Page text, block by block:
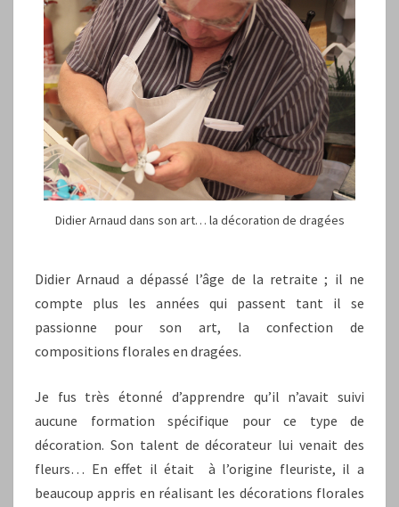
Didier Arnaud dans son art… la décoration de dragées
Didier Arnaud a dépassé l’âge de la retraite ; il ne
compte plus les années qui passent tant il se
passionne pour son art, la confection de
compositions florales en dragées.
Je fus très étonné d’apprendre qu’il n’avait suivi
aucune formation spécifique pour ce type de
décoration. Son talent de décorateur lui venait des
fleurs… En effet il était à l’origine fleuriste, il a
beaucoup appris en réalisant les décorations florales